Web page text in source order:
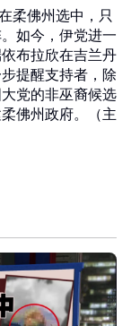
柔佛州选中，只
如今，伊党进一
布拉欣在吉兰丹
提醒支持者，除
党的非巫裔候选
佛州政府。（主